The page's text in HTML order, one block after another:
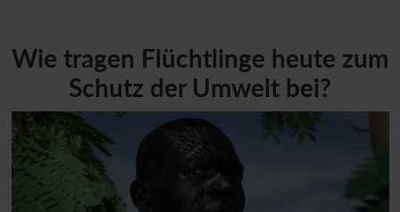
Wie tragen Flüchtlinge heute zum
Schutz der Umwelt bei?
Abraham pflanzt Bäume in Uganda: Abraham